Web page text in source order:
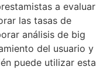
a evaluar
las tasas de
análisis de big
del usuario y
puede utilizar esta